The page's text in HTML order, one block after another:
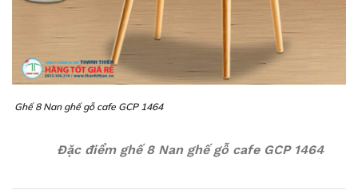
Ghế 8 Nan ghế gỗ cafe GCP 1464
Đặc điểm ghế 8 Nan ghế gỗ cafe GCP 1464